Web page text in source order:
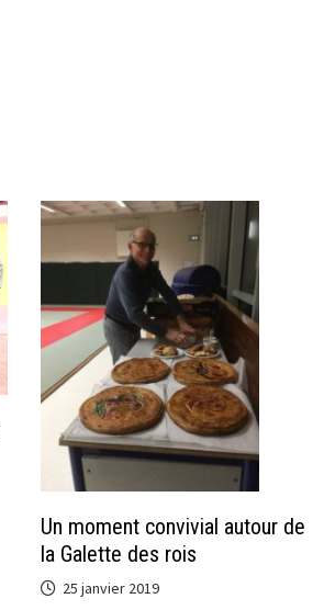
Un moment convivial autour de
la Galette des rois
25 janvier 2019